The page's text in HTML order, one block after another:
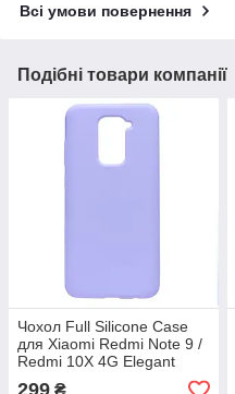
Всі умови повернення
Подібні товари компанії
Чохол Full Silicone Case
для Xiaomi Redmi Note 9 /
Redmi 10X 4G Elegant
Purple